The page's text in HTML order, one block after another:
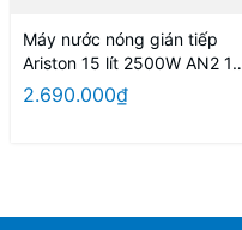
Máy nước nóng gián tiếp
Ariston 15 lít 2500W AN2 15
RS 2.5 FE
2.690.000₫